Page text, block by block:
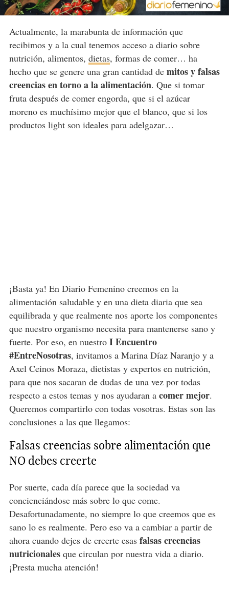
Actualmente, la marabunta de información que
recibimos y a la cual tenemos acceso a diario sobre
nutrición, alimentos, dietas, formas de comer… ha
hecho que se genere una gran cantidad de mitos y falsas
creencias en torno a la alimentación. Que si tomar
fruta después de comer engorda, que si el azúcar
moreno es muchísimo mejor que el blanco, que si los
productos light son ideales para adelgazar…
¡Basta ya! En Diario Femenino creemos en la
alimentación saludable y en una dieta diaria que sea
equilibrada y que realmente nos aporte los componentes
que nuestro organismo necesita para mantenerse sano y
fuerte. Por eso, en nuestro I Encuentro
#EntreNosotras, invitamos a Marina Díaz Naranjo y a
Axel Ceinos Moraza, dietistas y expertos en nutrición,
para que nos sacaran de dudas de una vez por todas
respecto a estos temas y nos ayudaran a comer mejor.
Queremos compartirlo con todas vosotras. Estas son las
conclusiones a las que llegamos:
Falsas creencias sobre alimentación que
NO debes creerte
Por suerte, cada día parece que la sociedad va
concienciándose más sobre lo que come.
Desafortunadamente, no siempre lo que creemos que es
sano lo es realmente. Pero eso va a cambiar a partir de
ahora cuando dejes de creerte esas falsas creencias
nutricionalesque circulan por nuestra vida a diario.
¡Presta mucha atención!